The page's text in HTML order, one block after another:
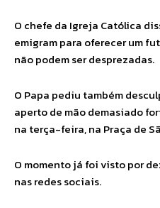
O chefe da Igreja Católica
emigram para oferecer um
não podem ser desprezadas.
O Papa pediu também
aperto de mão demasiado
na terça-feira, na Praça de
O momento já foi visto por
nas redes sociais.